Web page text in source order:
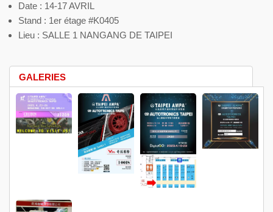
Date : 14-17 AVRIL
Stand : 1er étage #K0405
Lieu : SALLE 1 NANGANG DE TAIPEI
GALERIES